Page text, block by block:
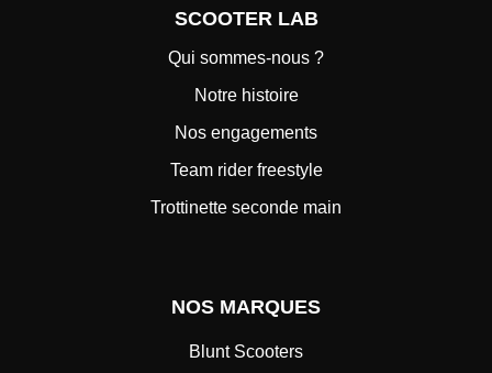
SCOOTER LAB
Qui sommes-nous ?
Notre histoire
Nos engagements
Team rider freestyle
Trottinette seconde main
NOS MARQUES
Blunt Scooters